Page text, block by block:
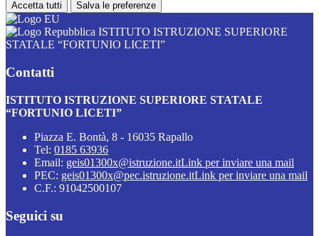
Accetta tutti Salva le preferenze
ISTITUTO ISTRUZIONE SUPERIORE
STATALE “FORTUNIO LICETI”
Contatti
ISTITUTO ISTRUZIONE SUPERIORE STATALE
“FORTUNIO LICETI”
Piazza E. Bontà, 8 - 16035 Rapallo
Tel: 0185 63936
Email: geis01300x@istruzione.itLink per inviare una mail
PEC: geis01300x@pec.istruzione.itLink per inviare una mail
C.F.: 91042500107
Seguici su